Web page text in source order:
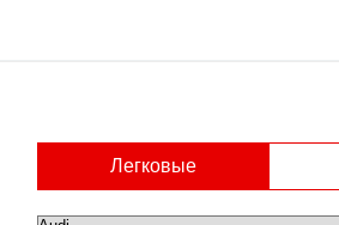
Легковые